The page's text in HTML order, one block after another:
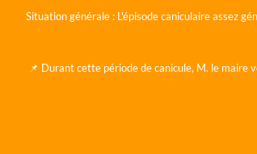
Situation générale : L'épisode caniculaire assez
📌 Durant cette période de canicule, M. le maire